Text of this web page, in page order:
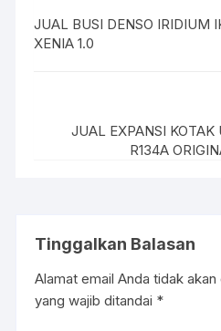
JUAL BUSI DENSO IRIDIUM
XENIA 1.0
JUAL EXPANSI
R134A
Tinggalkan Balasan
Alamat email Anda tidak akan
yang wajib ditandai *